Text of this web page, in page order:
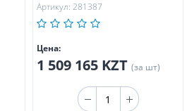
Артикул: 281387
Цена:
1 509 165 KZT (за шт)